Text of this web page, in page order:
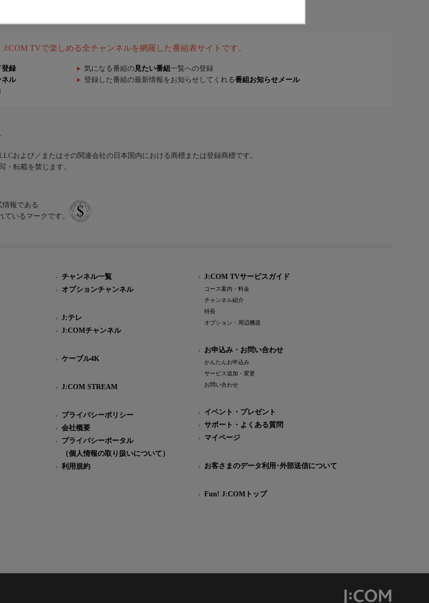
J:COM TVで楽しめる全チャンネルを網羅した番組表サイトです。
登録 気になる番組の 見たい番組 一覧への登録
ネル 登録した番組の最新情報をお知らせしてくれる番組お知らせメール
および／またはその関連会社の日本国内における商標または登録商標です。
・転載を禁じます。
情報である
ているマークです。
チャンネル一覧
オプションチャンネル
J:テレ
J:COMチャンネル
ケーブル4K
J:COM STREAM
プライバシーポリシー
会社概要
プライバシーポータル
（個人情報の取り扱いについて）
利用規約
J:COM TVサービスガイド
コース案内・料金
チャンネル紹介
特長
オプション・周辺機器
お申込み・お問い合わせ
かんたんお申込み
サービス追加・変更
お問い合わせ
イベント・プレゼント
サポート・よくある質問
マイページ
お客さまのデータ利用･外部送信について
Fun! J:COMトップ